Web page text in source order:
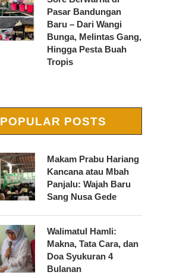
Pasar Bandungan
Baru – Dari Wangi
Bunga, Melintas Gang,
Hingga Pesta Buah
Tropis
POPULAR POSTS
Makam Prabu Hariang
Kancana atau Mbah
Panjalu: Wajah Baru
Sang Nusa Gede
Walimatul Hamli:
Makna, Tata Cara, dan
Doa Syukuran 4
Bulanan